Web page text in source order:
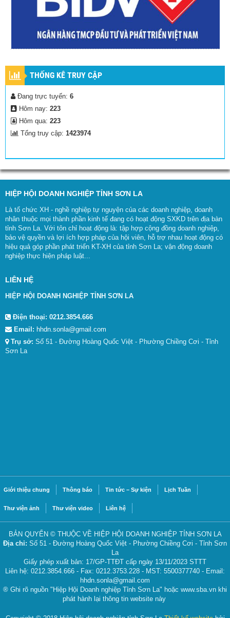
THỐNG KÊ TRUY CẬP
Đang trực tuyến: 6
Hôm nay: 223
Hôm qua: 223
Tổng truy cập: 1423974
HIỆP HỘI DOANH NGHIỆP TỈNH SƠN LA
Là tổ chức XH - nghề nghiệp tự nguyện của các doanh nghiệp, doanh
nhân thuộc mọi thành phần kinh tế đang có hoạt động SXKD trên địa bàn
tỉnh Sơn La. Với tôn chỉ hoạt động là: tập hợp cộng đồng doanh nghiệp,
bảo vệ quyền và lợi ích hợp pháp của hội viên, hỗ trợ nhau hoạt động có
hiệu quả góp phần phát triển KT-XH của tỉnh Sơn La; vận động doanh
nghiệp thực hiện pháp luật...
LIÊN HỆ
HIỆP HỘI DOANH NGHIỆP TỈNH SƠN LA
Điện thoại: 0212.3854.666
Email: hhdn.sonla@gmail.com
Trụ sở: Số 51 - Đường Hoàng Quốc Việt - Phường Chiềng Cơi - Tỉnh
Sơn La
Giới thiệu chung Thông báo Tin tức – Sự kiện Lịch Tuần
Thư viện ảnh Thư viện video Liên hệ
BẢN QUYỂN © THUỘC VỀ HIỆP HỘI DOANH NGHIỆP TỈNH SƠN LA
Địa chỉ: Số 51 - Đường Hoàng Quốc Việt - Phường Chiềng Cơi - Tỉnh Sơn
La
Giấy phép xuất bản: 17/GP-TTĐT cấp ngày 13/11/2023 STTT
Liên hệ: 0212.3854.666 - Fax: 0212.3753.228 - MST: 5500377740 - Email:
hhdn.sonla@gmail.com
® Ghi rõ nguồn "Hiệp Hội Doanh nghiệp Tỉnh Sơn La" hoặc www.sba.vn khi
phát hành lại thông tin website này